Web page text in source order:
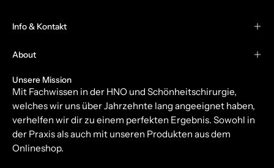
Info & Kontakt
About
Unsere Mission
Mit Fachwissen in der HNO und Schönheitschirurgie,
welches wir uns über Jahrzehnte lang angeeignet haben,
verhelfen wir dir zu einem perfekten Ergebnis. Sowohl in
der Praxis als auch mit unseren Produkten aus dem
Onlineshop.